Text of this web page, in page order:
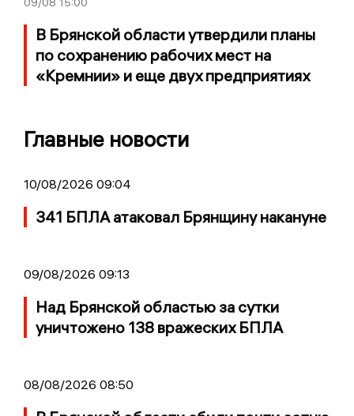
В Брянской области утвердили планы
по сохранению рабочих мест на
«Кремнии» и еще двух предприятиях
Главные новости
10/08/2026 09:04
341 БПЛА атаковал Брянщину накануне
09/08/2026 09:13
Над Брянской областью за сутки
уничтожено 138 вражеских БПЛА
08/08/2026 08:50